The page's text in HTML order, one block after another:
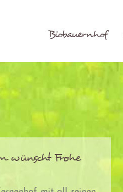
Biobauernhof
wünscht Frohe